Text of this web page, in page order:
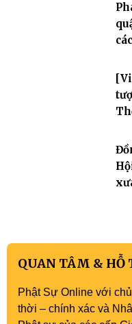
QUAN TÂM & HỖ
Phật Sự Online với
thời – chính xác và